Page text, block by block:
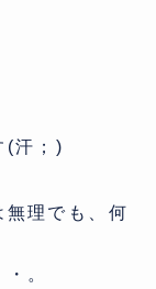
(汗；)
無理でも、何
。